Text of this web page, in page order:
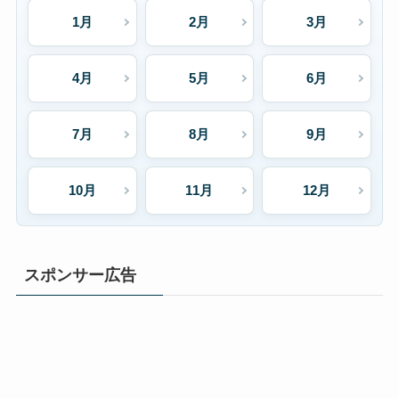
1月 2月 3月
4月 5月 6月
7月 8月 9月
10月 11月 12月
スポンサー広告